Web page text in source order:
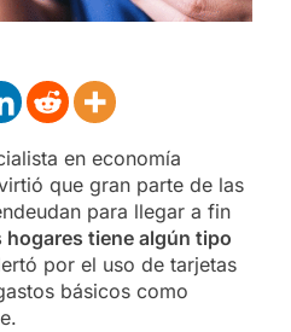
en economía
que gran parte de las
para llegar a fin
hogares tiene algún tipo
por el uso de tarjetas
básicos como